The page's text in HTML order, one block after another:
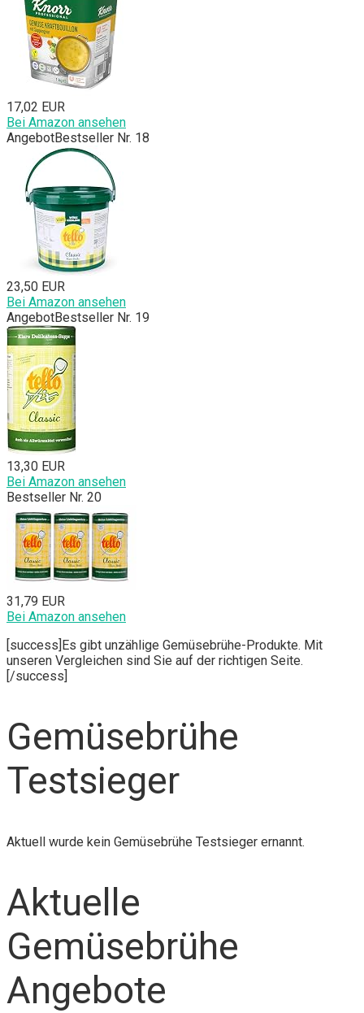
17,02 EUR
Bei Amazon ansehen
AngebotBestseller Nr. 18
23,50 EUR
Bei Amazon ansehen
AngebotBestseller Nr. 19
13,30 EUR
Bei Amazon ansehen
Bestseller Nr. 20
31,79 EUR
Bei Amazon ansehen
[success]Es gibt unzählige Gemüsebrühe-Produkte. Mit
unseren Vergleichen sind Sie auf der richtigen Seite.
[/success]
Gemüsebrühe
Testsieger
Aktuell wurde kein Gemüsebrühe Testsieger ernannt.
Aktuelle
Gemüsebrühe
Angebote